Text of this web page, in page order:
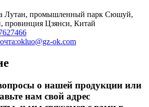
Лутан, промышленный парк Сюшуй,
провинция Цзянси, Китай
okluo@gz-ok.com
о нашей продукции или
нам свой адрес